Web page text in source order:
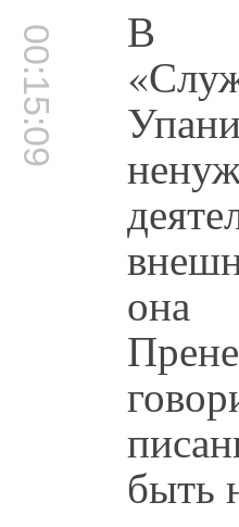
00:15:09 В
она
быть